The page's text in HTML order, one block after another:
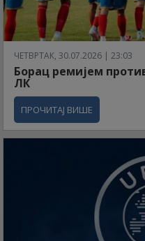
ЧЕТВРТАК, 30.07.2026 | 23:03
Борац ремијем
ЛК
ПРОЧИТАЈ ВИШЕ